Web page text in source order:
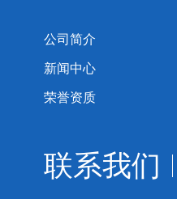
公司简介
新闻中心
荣誉资质
联系我们